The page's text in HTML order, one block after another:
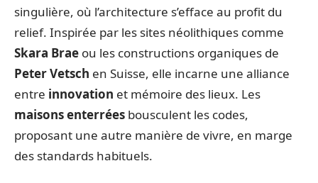
singulière, où l’architecture s’efface au profit du
relief. Inspirée par les sites néolithiques comme
Skara Brae ou les constructions organiques de
Peter Vetsch en Suisse, elle incarne une alliance
entre innovation et mémoire des lieux. Les
maisons enterrées bousculent les codes,
proposant une autre manière de vivre, en marge
des standards habituels.